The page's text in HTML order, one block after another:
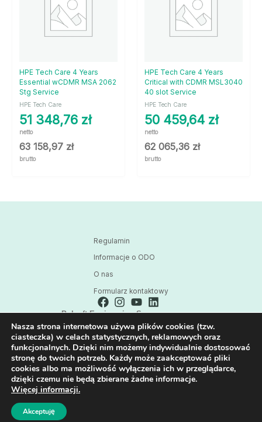
HPE Tech Care 4 Years
Essential wCDMR MSA 2062
Stg Service
HPE Tech Care
51 348,76 zł
netto
63 158,97 zł
brutto
HPE Tech Care 4 Years
Critical with CDMR MSL3040
40 slot Service
HPE Tech Care
50 459,64 zł
netto
62 065,36 zł
brutto
Regulamin
Informacje o ODO
O nas
Formularz kontaktowy
Polsoft Engineering Sp. z o.o.
ul. 73 Pułku Piechoty 1, 40-467 Katowice
Skontaktuj się z nami:
32 209 80 39
E-mail:
HPE@POLSOFT.PL
Wszystkie prawa zastrzeżone © 2026 Polsoft Engineering Sp. z o.o.
Nasza strona internetowa używa plików cookies (tzw.
ciasteczka) w celach statystycznych, reklamowych oraz
funkcjonalnych. Dzięki nim możemy indywidualnie dostosować
stronę do twoich potrzeb. Każdy może zaakceptować pliki
cookies albo ma możliwość wyłączenia ich w przeglądarce,
dzięki czemu nie będą zbierane żadne informacje.
Więcej informacji.
Akceptuję